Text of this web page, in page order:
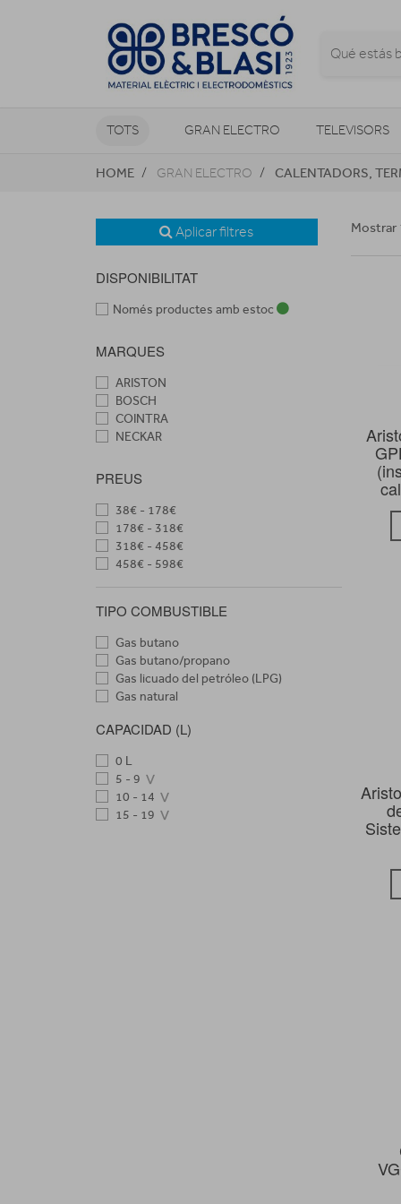
TOTS GRAN ELECTRO TELEVISORS
CLIMATITZACIÓ I CALEFACCIÓ
HOME GRAN ELECTRO CALENTADORS,
Aplicar filtres
DISPONIBILITAT
Només productes amb estoc
MARQUES
ARISTON
BOSCH
COINTRA
NECKAR
PREUS
38€ - 178€
178€ - 318€
318€ - 458€
458€ - 598€
TIPO COMBUSTIBLE
Gas butano
Gas butano/propano
Gas licuado del petróleo (LPG)
Gas natural
CAPACIDAD (L)
0 L
5 - 9
10 - 14
15 - 19
Mostrar